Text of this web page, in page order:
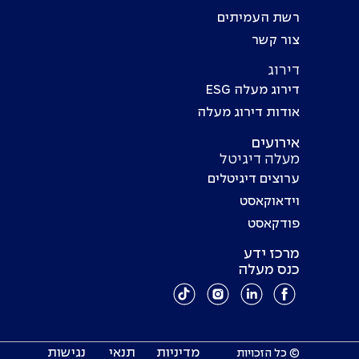
רשת העמיתים
צור קשר
דירוג
דירוג מעלה ESG
אודות דירוג מעלה
אירועים
מעלה דיגיטל
ערוצים דיגיטלים
וידאוקאסט
פודקאסט
מרכז ידע
כנס מעלה
© כל הזכויות מדיניות תנאי נגישות